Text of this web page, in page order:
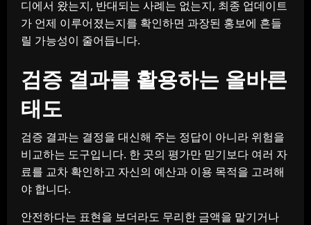
디에서 왔는지, 반대되는 사례는 없는지, 최종 업데이트
가 언제 이루어졌는지를 확인하면 과장된 홍보에 흔들
릴 가능성이 줄어듭니다.
검증 결과를 활용하는 올바른
태도
검증 결과는 결정을 대신해 주는 정답이 아니라 위험을
비교하는 도구입니다. 한 곳의 평가만 믿기보다 여러 자
료를 교차 확인하고 자신의 예산과 이용 목적을 고려해
야 합니다.
안전하다는 표현을 보더라도 무리한 금액을 맡기거나